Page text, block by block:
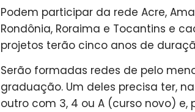
Podem participar da rede Acre,
Rondônia, Roraima e Tocantins e
projetos terão cinco anos de
Serão formadas redes de pelo
graduação. Um deles precisa ter,
outro com 3, 4 ou A (curso novo)